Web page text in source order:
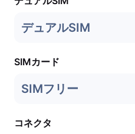
デュアルSIM
SIMカード
SIMフリー
コネクタ